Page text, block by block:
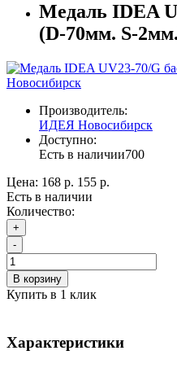
Медаль IDEA
(D-70мм. S-
Новосибирск
Производитель:
ИДЕЯ Новосибирск
Доступно:
Есть в наличии700
Цена: 168 р. 155 р.
Есть в наличии
Количество:
+
-
В корзину
Купить в 1 клик
Характеристики